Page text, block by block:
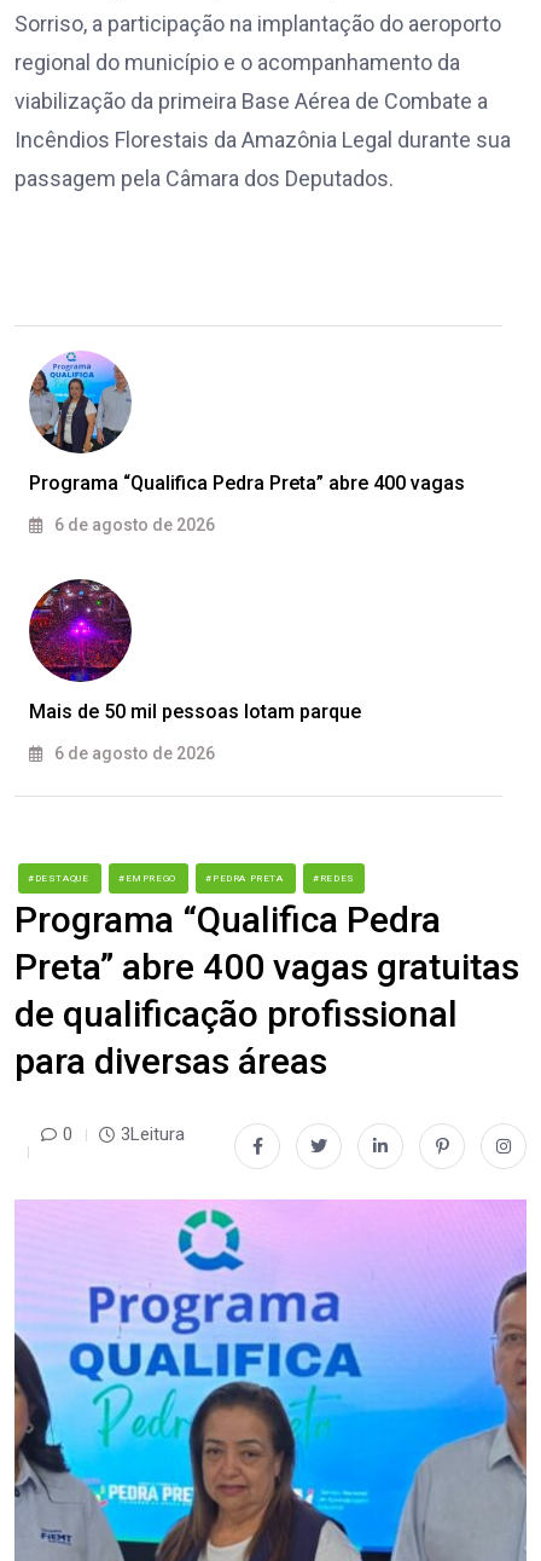
Sorriso, a participação na implantação do aeroporto
regional do município e o acompanhamento da
viabilização da primeira Base Aérea de Combate a
Incêndios Florestais da Amazônia Legal durante sua
passagem pela Câmara dos Deputados.
Programa “Qualifica Pedra Preta” abre 400 vagas
6 de agosto de 2026
Mais de 50 mil pessoas lotam parque
6 de agosto de 2026
#DESTAQUE #EMPREGO #PEDRA PRETA #REDES
Programa “Qualifica Pedra
Preta” abre 400 vagas gratuitas
de qualificação profissional
para diversas áreas
0 3Leitura